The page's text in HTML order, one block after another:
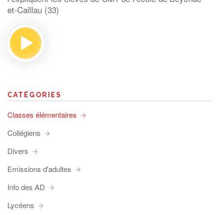
et-Caillau (33)
CATÉGORIES
Classes élémentaires
Collégiens
Divers
Emissions d'adultes
Info des AD
Lycéens